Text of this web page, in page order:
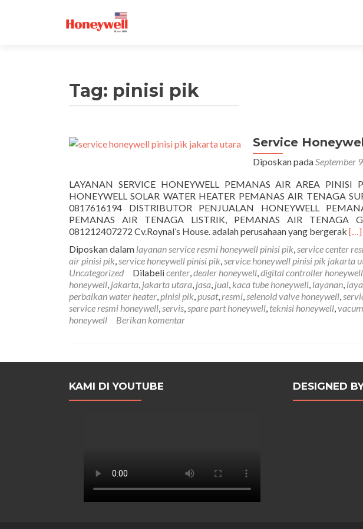
Tag: pinisi pik
Service
Diposkan padaSeptember
LAYANAN SERVICE HONEYWELL PEMANAS AIR AREA PINISI
HONEYWELL SOLAR WATER HEATER PEMANAS AIR TENAGA
0817616194 DISTRIBUTOR PENJUALAN HONEYWELL
PEMANAS AIR TENAGA LISTRIK, PEMANAS AIR TENAGA
081212407272 Cv.Roynal’s House. adalah perusahaan yang bergerak
PIK
[…]
Diposkan dalam layanan service resmi honeywell pinisi pik,service center
air pinisi pik,service honeywell pinisi pik,service honeywell pinisi pik jakarta
Uncategorized
Dilabelicenter,dealer honeywell,digital controller honeywell
honeywell, jakarta, jakarta utara, jasa, jual, kaca tube honeywell, layanan,
perbaikan water heater,pinisi pik,pusat,resmi,selenoid valve honeywell,
service resmi honeywell,servis,spare part honeywell, teknisi honeywell,
honeywell
Berikan komentar
KAMI DI YOUTUBE DESIGNED